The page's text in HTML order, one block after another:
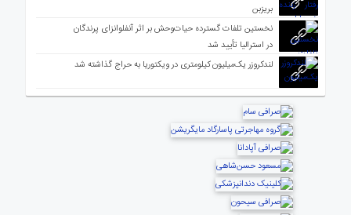
بریزبن
نخستین تلفات گسترده حیات‌وحش بر اثر آنفلوانزای پرندگان
در استرالیا تأیید شد
لندکروزر یک‌میلیون کیلومتری در ویکتوریا به حراج گذاشته شد